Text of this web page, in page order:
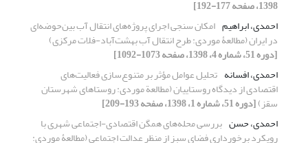
1398، صفحه 177-192]
احمدی، ابراهیم امکان سنجی اجرای پروژه‌های انتقال آب بین‌حوضه‌ای
در ایران (مطالعۀ موردی: طرح انتقال آب بهشت‌آباد-فلات مرکزی)
[دوره 51، شماره 4، 1398، صفحه 1073-1092]
احمدی، افسانه تحلیل عوامل مؤثر بر متنوع‌سازی فعالیت‌های
اقتصادی از دیدگاه روستاییان (مطالعة موردی: روستاهای شهرستان
سقز)[دوره 51، شماره 1، 1398، صفحه 193-209]
احمدی، حسن بررسی محله‌های همگن اقتصادی-اجتماعی شهری با
رویکرد برخورداری فضای سبز از منظر عدالت اجتماعی (مطالعۀ موردی: